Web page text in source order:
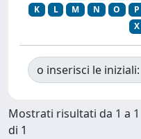
K
L M N O P
X
o inserisci le iniziali:
Mostrati risultati da 1 a 1
di 1